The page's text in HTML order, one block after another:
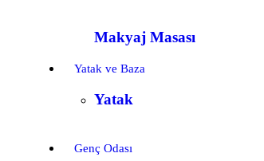
Makyaj Masası
Yatak ve Baza
Yatak
Genç Odası